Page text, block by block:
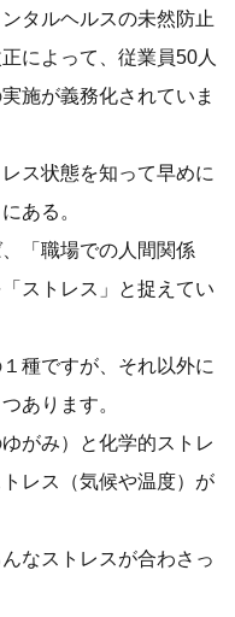
タルヘルスの未然防止
によって、従業員50人
施が義務化されていま
ス状態を知って早めに
ある。
「職場での人間関係
ストレス」と捉えてい
種ですが、それ以外に
あります。
がみ）と化学的ストレ
レス（気候や温度）が
なストレスが合わさっ